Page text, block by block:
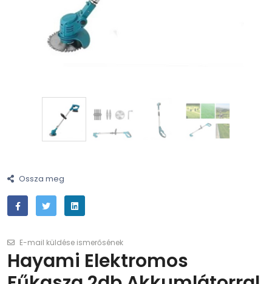
Ossza meg
E-mail küldése ismerősének
Hayami Elektromos